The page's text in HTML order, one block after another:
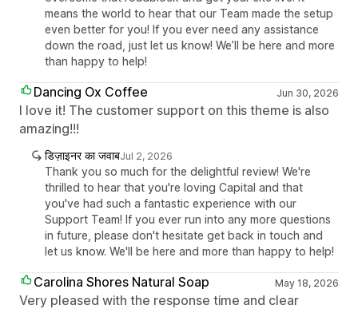
means the world to hear that our Team made the setup
even better for you! If you ever need any assistance
down the road, just let us know! We’ll be here and more
than happy to help!
Dancing Ox Coffee Jun 30, 2026
I love it! The customer support on this theme is also
amazing!!!
डिज़ाइनर का जवाबJul 2, 2026
Thank you so much for the delightful review! We're
thrilled to hear that you're loving Capital and that
you've had such a fantastic experience with our
Support Team! If you ever run into any more questions
in future, please don't hesitate get back in touch and
let us know. We'll be here and more than happy to help!
Carolina Shores Natural Soap May 18, 2026
Very pleased with the response time and clear